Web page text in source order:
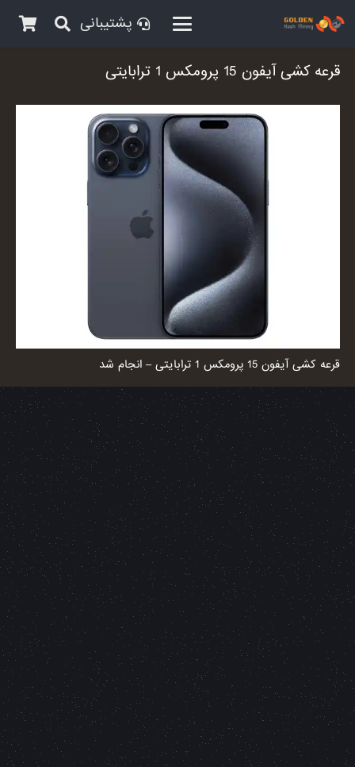
پشتیبانی
قرعه کشی آیفون 15 پرومکس 1 ترابایتی
قرعه کشی آیفون 15 پرومکس 1 ترابایتی – انجام شد